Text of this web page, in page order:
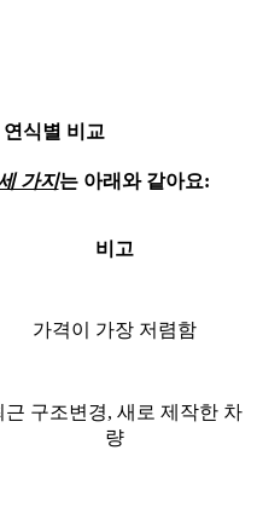
연식별 비교
가지는 아래와 같아요:
비고
가격이 가장 저렴함
근 구조변경, 새로 제작한 차
량